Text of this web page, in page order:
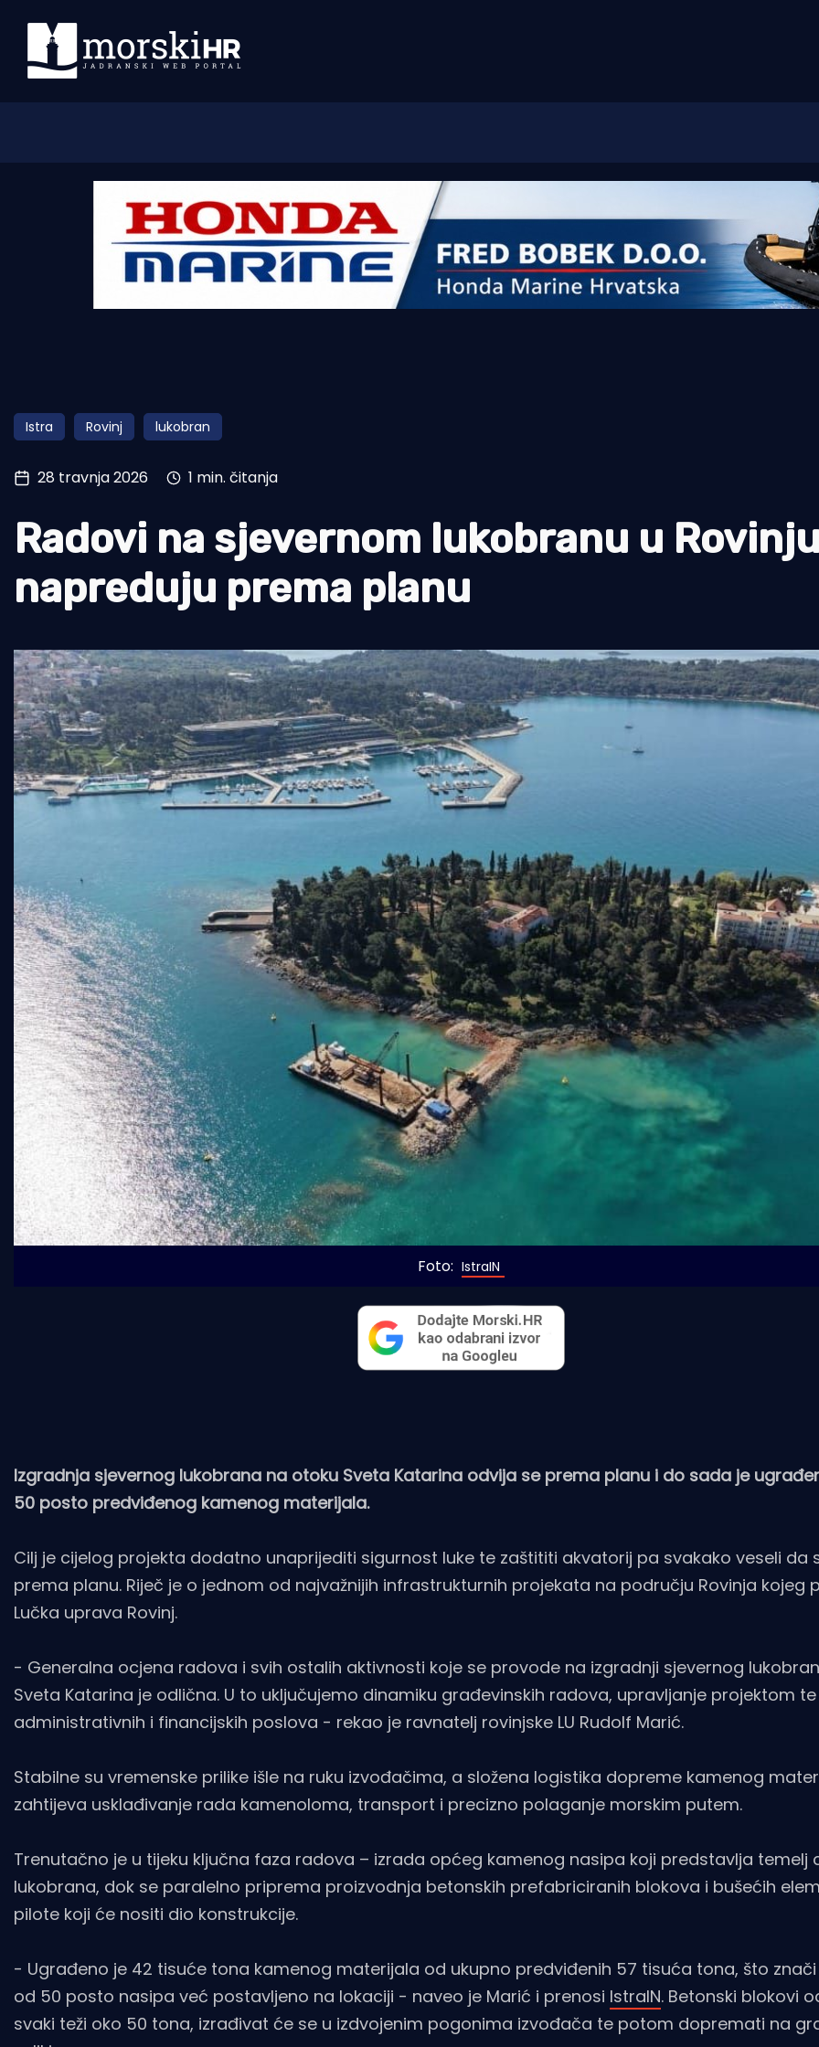
Morski plus
Pomorstvo
Ribolov
Tradicija i kultura
Istra Rovinj lukobran
28 travnja 2026 1 min. čitanja
Radovi na sjevernom lukobranu u
napreduju prema planu
Foto: IstraIN
Izgradnja sjevernog lukobrana na otoku Sveta Katarina odvija se prema planu i do sada je
50 posto predviđenog kamenog materijala.
Cilj je cijelog projekta dodatno unaprijediti sigurnost luke te zaštititi akvatorij pa svakako veseli da
prema planu. Riječ je o jednom od najvažnijih infrastrukturnih projekata na području Rovinja kojeg
Lučka uprava Rovinj.
- Generalna ocjena radova i svih ostalih aktivnosti koje se provode na izgradnji sjevernog
Sveta Katarina je odlična. U to uključujemo dinamiku građevinskih radova, upravljanje projektom
administrativnih i financijskih poslova - rekao je ravnatelj rovinjske LU Rudolf Marić.
Stabilne su vremenske prilike išle na ruku izvođačima, a složena logistika dopreme kamenog
zahtijeva usklađivanje rada kamenoloma, transport i precizno polaganje morskim putem.
Trenutačno je u tijeku ključna faza radova – izrada općeg kamenog nasipa koji predstavlja temelj
lukobrana, dok se paralelno priprema proizvodnja betonskih prefabriciranih blokova i bušećih
pilote koji će nositi dio konstrukcije.
- Ugrađeno je 42 tisuće tona kamenog materijala od ukupno predviđenih 57 tisuća tona, što znači
od 50 posto nasipa već postavljeno na lokaciji - naveo je Marić i prenosi IstraIN. Betonski blokovi
svaki teži oko 50 tona, izrađivat će se u izdvojenim pogonima izvođača te potom dopremati na